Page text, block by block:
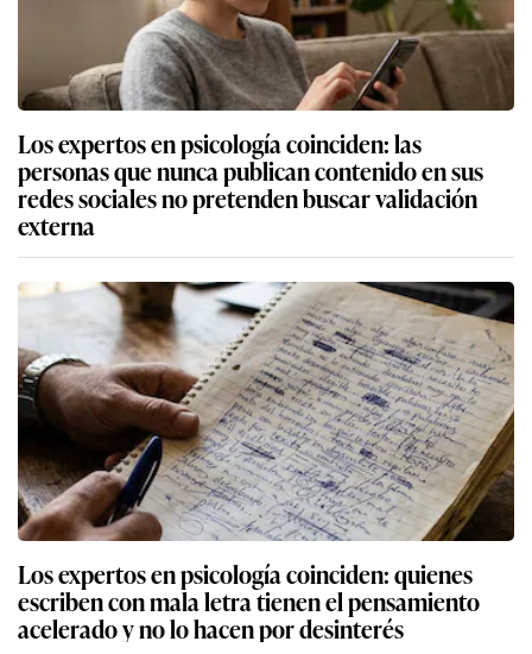
Los expertos en psicología coinciden: las
personas que nunca publican contenido en sus
redes sociales no pretenden buscar validación
externa
Los expertos en psicología coinciden: quienes
escriben con mala letra tienen el pensamiento
acelerado y no lo hacen por desinterés